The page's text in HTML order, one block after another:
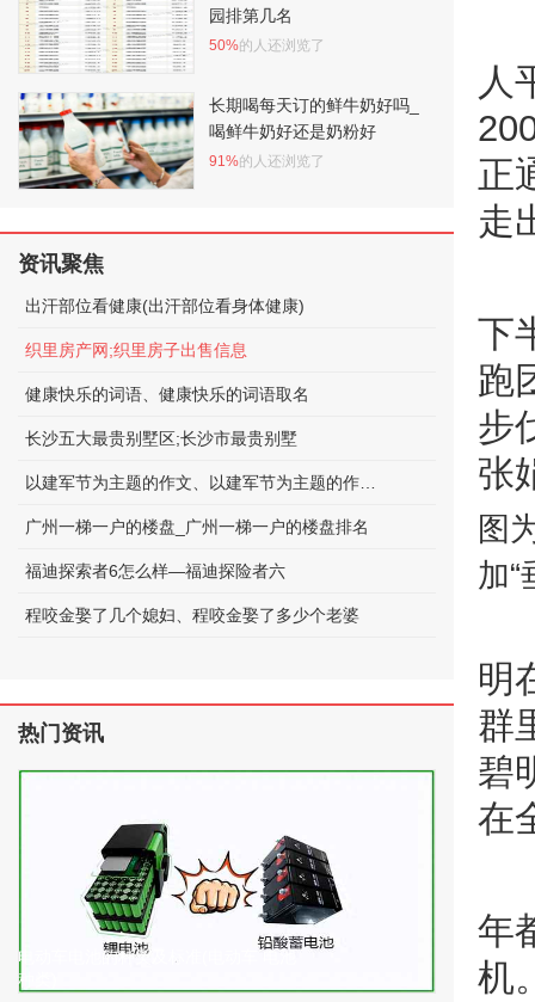
人
正
走
下
跑
步
张
图
加“
明
群
碧
在
年
机
园排第几名
50%的人还浏览了
长期喝每天订的鲜牛奶好吗_
喝鲜牛奶好还是奶粉好
91%的人还浏览了
资讯聚焦
出汗部位看健康(出汗部位看身体健康)
织里房产网;织里房子出售信息
健康快乐的词语、健康快乐的词语取名
长沙五大最贵别墅区;长沙市最贵别墅
广州一梯一户的楼盘_广州一梯一户的楼盘排名
福迪探索者6怎么样—福迪探险者六
程咬金娶了几个媳妇、程咬金娶了多少个老婆
热门资讯
电动车电池的种类及标准(电动车 电池
种类)